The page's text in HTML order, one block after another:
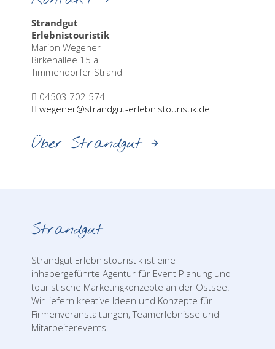
Strandgut
Erlebnistouristik
Marion Wegener
Birkenallee 15 a
Timmendorfer Strand
04503 702 574
wegener@strandgut-erlebnistouristik.de
Über Strandgut
Strandgut
Strandgut Erlebnistouristik ist eine
inhabergeführte Agentur für Event Planung und
touristische Marketingkonzepte an der Ostsee.
Wir liefern kreative Ideen und Konzepte für
Firmenveranstaltungen, Teamerlebnisse und
Mitarbeiterevents.